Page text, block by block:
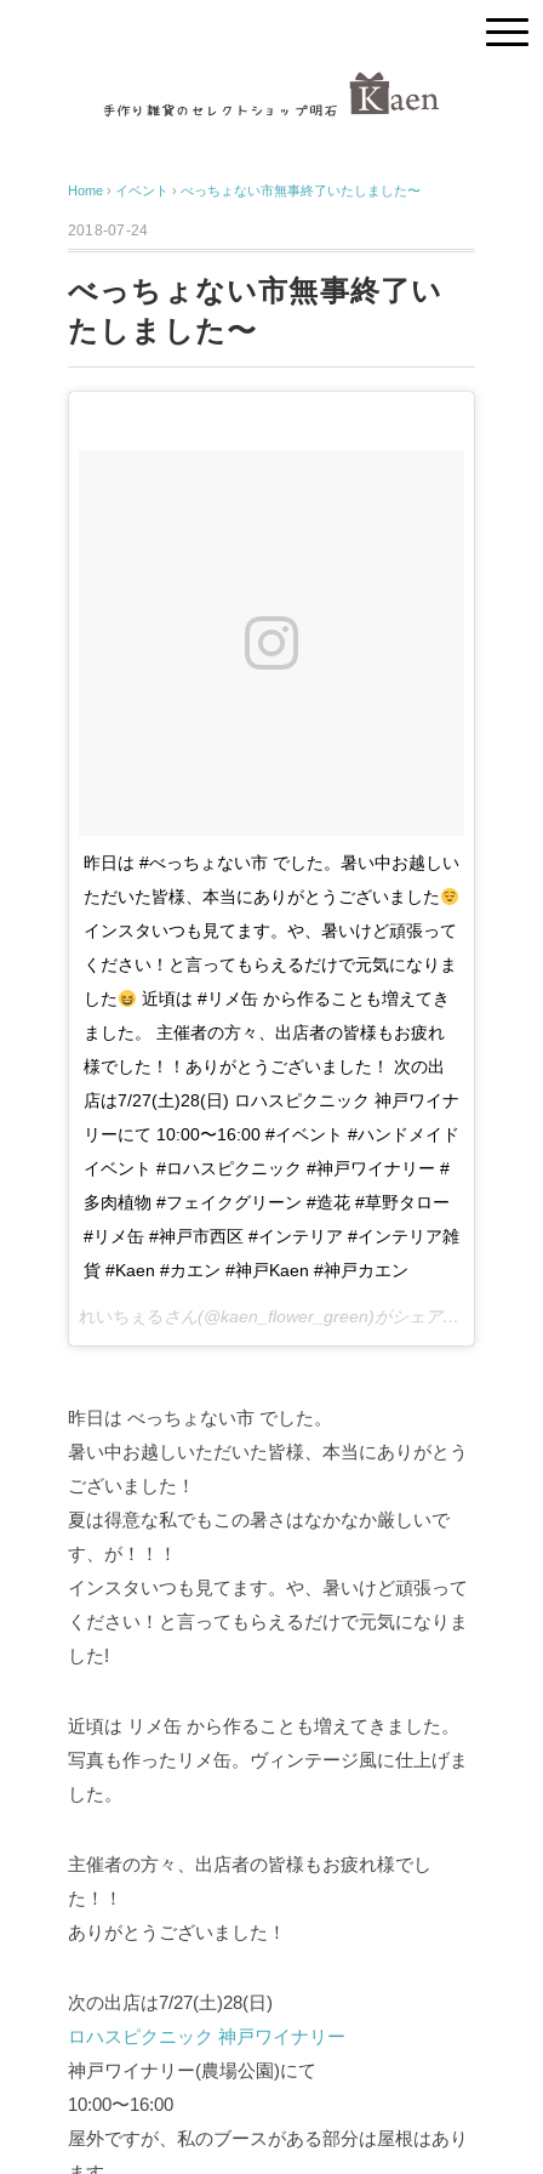
Home › イベント › べっちょない市無事終了いたしました〜
2018-07-24
べっちょない市無事終了い
たしました〜
昨日は #べっちょない市 でした。暑い中お越しい
ただいた皆様、本当にありがとうございました
インスタいつも見てます。や、暑いけど頑張って
ください！と言ってもらえるだけで元気になりま
した
近頃は #リメ缶 から作ることも増えてき
ました。 主催者の方々、出店者の皆様もお疲れ
様でした！！ありがとうございました！ 次の出
店は7/27(土)28(日) ロハスピクニック 神戸ワイナ
リーにて 10:00〜16:00 #イベント #ハンドメイド
イベント #ロハスピクニック #神戸ワイナリー #
多肉植物 #フェイクグリーン #造花 #草野タロー
#リメ缶 #神戸市西区 #インテリア #インテリア雑
貨 #Kaen #カエン #神戸Kaen #神戸カエン
れいちぇる さん(@kaen_flower_green)がシェアした投稿 –
昨日は べっちょない市 でした。
暑い中お越しいただいた皆様、本当にありがとう
ございました！
夏は得意な私でもこの暑さはなかなか厳しいで
す、が！！！
インスタいつも見てます。や、暑いけど頑張って
ください！と言ってもらえるだけで元気になりま
した!
近頃は リメ缶 から作ることも増えてきました。
写真も作ったリメ缶。ヴィンテージ風に仕上げま
した。
主催者の方々、出店者の皆様もお疲れ様でし
た！！
ありがとうございました！
次の出店は7/27(土)28(日)
ロハスピクニック 神戸ワイナリー
神戸ワイナリー(農場公園)にて
10:00〜16:00
屋外ですが、私のブースがある部分は屋根はあり